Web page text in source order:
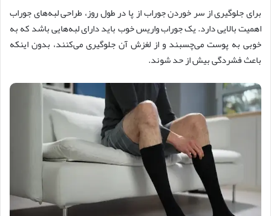
برای جلوگیری از سر خوردن جوراب از پا در طول روز، طراحی لبه‌های جوراب
اهمیت بالایی دارد. یک جوراب واریس خوب باید دارای لبه‌هایی باشد که به
خوبی به پوست می‌چسبند و از لغزش آن جلوگیری می‌کنند، بدون اینکه
باعث فشردگی بیش از حد شوند.